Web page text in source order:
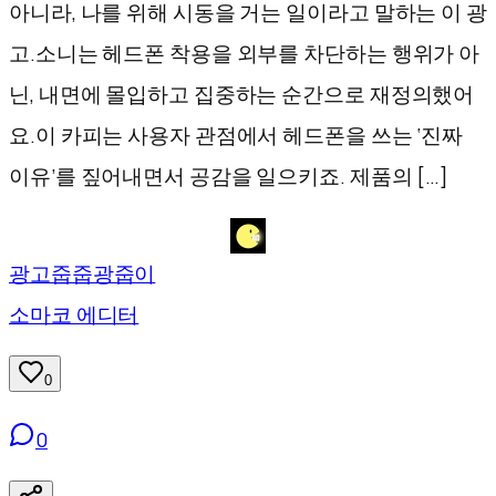
아니라, 나를 위해 시동을 거는 일이라고 말하는 이 광
고.소니는 헤드폰 착용을 외부를 차단하는 행위가 아
닌, 내면에 몰입하고 집중하는 순간으로 재정의했어
요.이 카피는 사용자 관점에서 헤드폰을 쓰는 ‘진짜
이유’를 짚어내면서 공감을 일으키죠. 제품의 […]
광고줍줍광줍이
소마코 에디터
0
0